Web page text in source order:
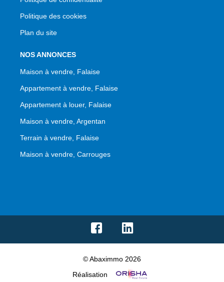
Politique des cookies
Plan du site
NOS ANNONCES
Maison à vendre, Falaise
Appartement à vendre, Falaise
Appartement à louer, Falaise
Maison à vendre, Argentan
Terrain à vendre, Falaise
Maison à vendre, Carrouges
© Abaximmo 2026
Réalisation